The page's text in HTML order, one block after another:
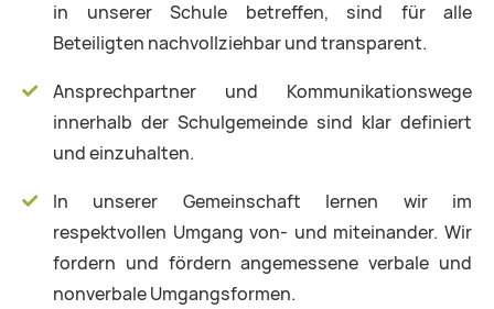
in unserer Schule betreffen, sind für alle
Beteiligten nachvollziehbar und transparent.
Ansprechpartner und Kommunikationswege
innerhalb der Schulgemeinde sind klar definiert
und einzuhalten.
In unserer Gemeinschaft lernen wir im
respektvollen Umgang von- und miteinander. Wir
fordern und fördern angemessene verbale und
nonverbale Umgangsformen.